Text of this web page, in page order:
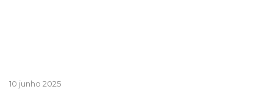
10 junho 2025